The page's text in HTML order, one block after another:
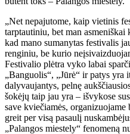
„Net nepajutome, kaip vietinis
tarptautiniu, bet man
kad mano sumanytas festivalis
renginiu, be kurio
Festivalio plėtra vyko labai
„Banguolis“, „Jūrė“ ir patys yra
dalyvaujantys, pelnę
šokėjų taip jau yra – išvykose
save kviečiamės,
greit per visą pasaulį
„Palangos miestely“ fenomeną